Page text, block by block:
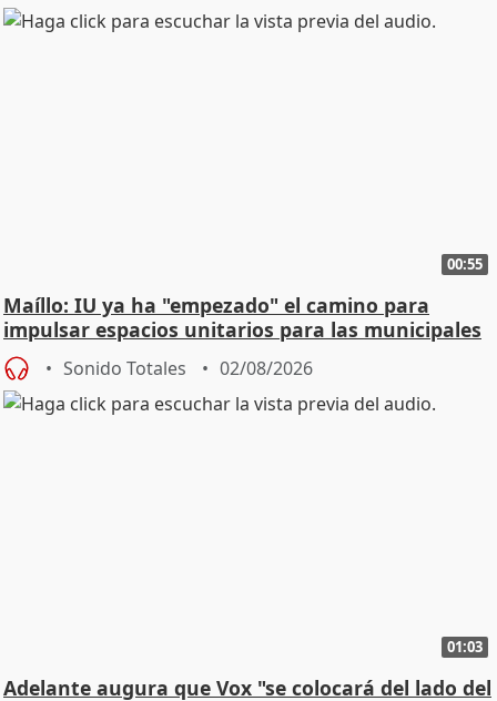
00:55
Maíllo: IU ya ha "empezado" el camino para
impulsar espacios unitarios para las municipales
Sonido Totales 02/08/2026
01:03
Adelante augura que Vox "se colocará del lado del